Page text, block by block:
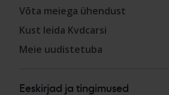
Võta meiega ühendust
Kust leida Kvdcarsi
Meie uudistetuba
Eeskirjad ja tingimused